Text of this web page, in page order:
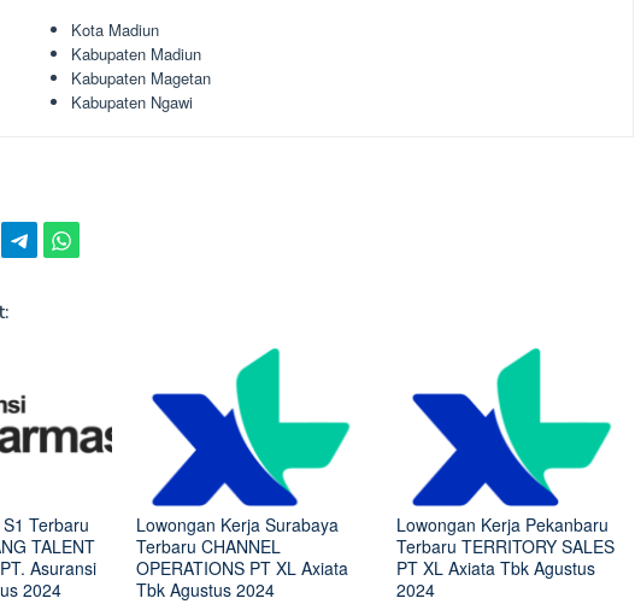
Kota Madiun
Kabupaten Madiun
Kabupaten Magetan
Kabupaten Ngawi
Terbaru
TALENT
Asuransi
2024
Lowongan Kerja Surabaya
Terbaru CHANNEL
OPERATIONS PT XL Axiata
Tbk Agustus 2024
Lowongan Kerja Pekanbaru
Terbaru TERRITORY SALES
PT XL Axiata Tbk Agustus
2024